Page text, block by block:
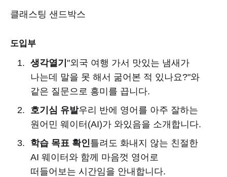
클래스팅 샌드박스
도입부
생각열기 "외국 여행 가서 맛있는 냄새가
나는데 말을 못 해서 굶어본 적 있나요?"와
같은 질문으로 흥미를 끕니다.
호기심 유발우리 반에 영어를 아주 잘하는
원어민 웨이터(AI)가 와있음을 소개합니다.
학습 목표 확인틀려도 화내지 않는 친절한
AI 웨이터와 함께 마음껏 영어로
떠들어보는 시간임을 안내합니다.